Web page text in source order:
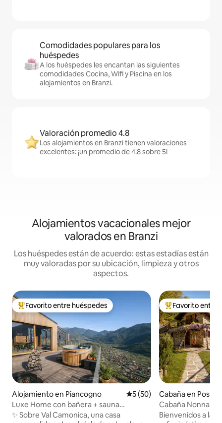
Comodidades populares para los
huéspedes
A los huéspedes les encantan las siguientes
comodidades Cocina, Wifi y Piscina en los
alojamientos en Branzi.
Valoración promedio 4.8
Los alojamientos en Branzi tienen valoraciones
excelentes: ¡un promedio de 4.8 sobre 5!
Alojamientos vacacionales mejor
valorados en Branzi
Los huéspedes están de acuerdo: estas estadías están
muy valoradas por su ubicación, limpieza y otros
aspectos.
Favorito entre huéspedes preferido
Favorito entre huéspedes
Alojamiento en Piancogno Calificación promedio: 5 de
5 (50)
Luxe Home con bañera + sauna
suspendida en la montaña
✨ Sobre Val Camonica, una casa
Favorito entre
Favorito entre
Cabaña en
Cabaña Nonna
Natural
Bienvenidos a la